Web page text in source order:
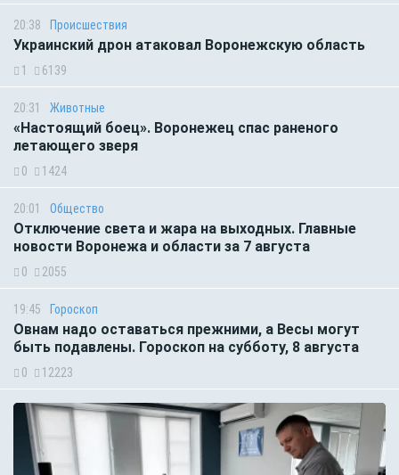
20:38 Происшествия
Украинский дрон атаковал Воронежскую область
1 6139
20:31 Животные
«Настоящий боец». Воронежец спас раненого
летающего зверя
0 1424
20:01 Общество
Отключение света и жара на выходных. Главные
новости Воронежа и области за 7 августа
0 2055
19:45 Гороскоп
Овнам надо оставаться прежними, а Весы могут
быть подавлены. Гороскоп на субботу, 8 августа
0 12223